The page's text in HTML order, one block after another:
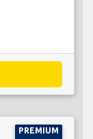
PREMIUM